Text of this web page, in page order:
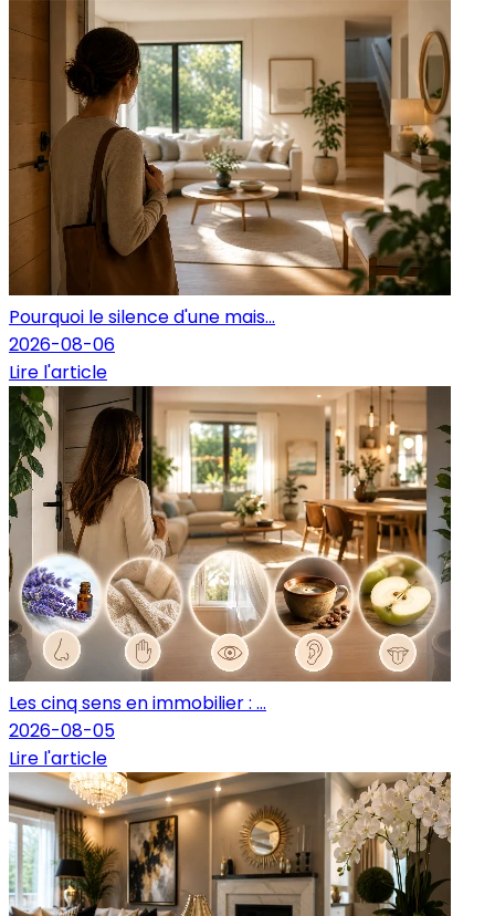
Pourquoi le silence d'une mais...
2026-08-06
Lire l'article
Les cinq sens en immobilier : ...
2026-08-05
Lire l'article